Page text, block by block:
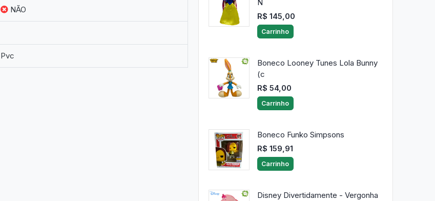
NÃO
Pvc
N
R$ 145,00
Carrinho
Boneco Looney Tunes Lola Bunny
(c
R$ 54,00
Carrinho
Boneco Funko Simpsons
R$ 159,91
Carrinho
Disney Divertidamente - Vergonha